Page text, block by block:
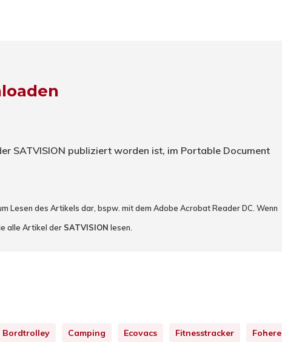
SATVISION publiziert worden ist, im Portable Document
Lesen des Artikels dar, bspw. mit dem Adobe Acrobat Reader DC. Wenn
alle Artikel der SATVISION lesen.
Bordtrolley Camping Ecovacs Fitnesstracker Fohere